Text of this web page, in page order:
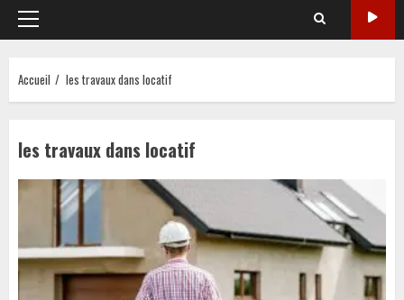
Menu
principal
Accueil les travaux dans locatif
les travaux dans locatif